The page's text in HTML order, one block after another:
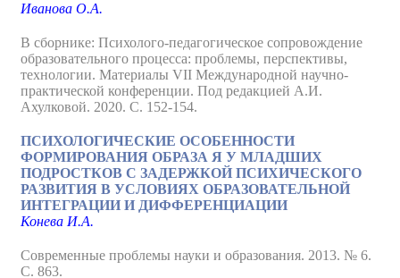
Иванова О.А.
В сборнике: Психолого-педагогическое сопровождение
образовательного процесса: проблемы, перспективы,
технологии. Материалы VII Международной научно-
практической конференции. Под редакцией А.И.
Ахулковой. 2020. С. 152-154.
ПСИХОЛОГИЧЕСКИЕ ОСОБЕННОСТИ
ФОРМИРОВАНИЯ ОБРАЗА Я У МЛАДШИХ
ПОДРОСТКОВ С ЗАДЕРЖКОЙ ПСИХИЧЕСКОГО
РАЗВИТИЯ В УСЛОВИЯХ ОБРАЗОВАТЕЛЬНОЙ
ИНТЕГРАЦИИ И ДИФФЕРЕНЦИАЦИИ
Конева И.А.
Современные проблемы науки и образования. 2013. № 6.
С. 863.